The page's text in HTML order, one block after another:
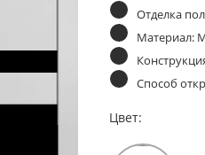
Отделка
Материал:
Способ
Цвет: